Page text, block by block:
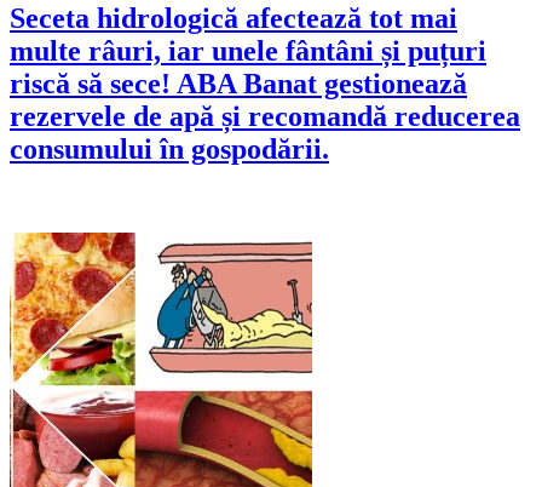
Seceta hidrologică afectează tot mai
multe râuri, iar unele fântâni și puțuri
riscă să sece! ABA Banat gestionează
rezervele de apă și recomandă reducerea
consumului în gospodării.